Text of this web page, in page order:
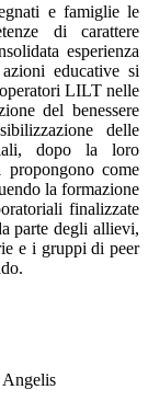
e famiglie le
di carattere
esperienza
educative si
LILT nelle
del benessere
delle
dopo la loro
come
la formazione
finalizzate
parte degli allievi,
e i gruppi di peer
Angelis